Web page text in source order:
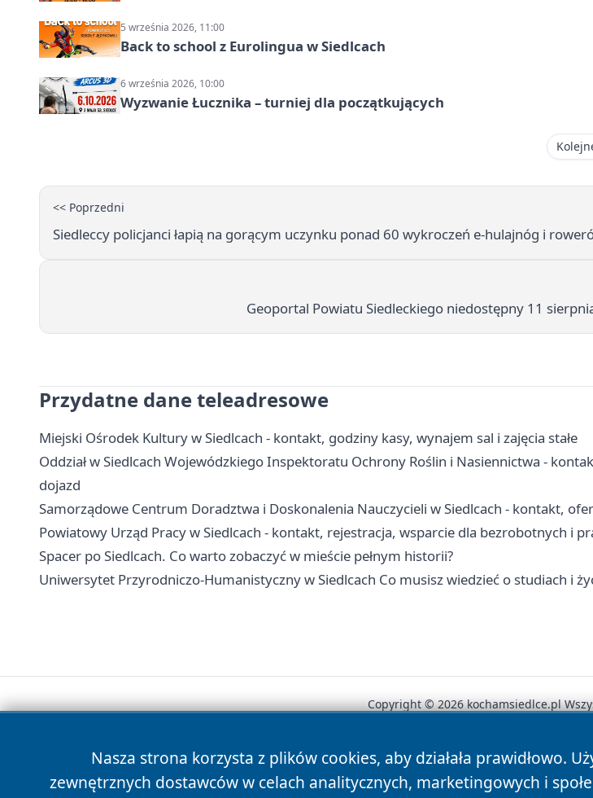
5 września 2026, 11:00
Back to school z Eurolingua w Siedlcach
6 września 2026, 10:00
Wyzwanie Łucznika – turniej dla początkujących
<< Poprzedni
Siedleccy policjanci łapią na gorącym uczynku ponad 60 wykroczeń e-hulajnóg i
Geoportal Powiatu Siedleckiego niedostępny 11
Przydatne dane teleadresowe
Miejski Ośrodek Kultury w Siedlcach - kontakt, godziny kasy, wynajem sal i zajęcia stałe
Oddział w Siedlcach Wojewódzkiego Inspektoratu Ochrony Roślin i Nasiennictwa -
dojazd
Samorządowe Centrum Doradztwa i Doskonalenia Nauczycieli w Siedlcach - kontakt,
Powiatowy Urząd Pracy w Siedlcach - kontakt, rejestracja, wsparcie dla bezrobotnych i
Spacer po Siedlcach. Co warto zobaczyć w mieście pełnym historii?
Uniwersytet Przyrodniczo-Humanistyczny w Siedlcach Co musisz wiedzieć o studiach i
Nasza strona korzysta z plików cookies, aby działała prawidłowo.
zewnętrznych dostawców w celach analitycznych, marketingowych i
Copyright © 2026 kochamsiedlce.pl
News Autorzy Polityka